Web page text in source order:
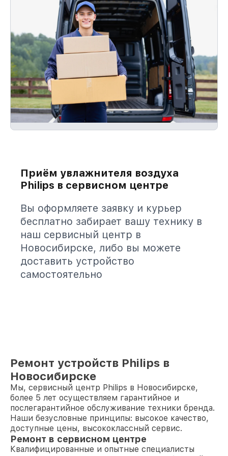
Приём увлажнителя воздуха
Philips в сервисном центре
Вы оформляете заявку и курьер
бесплатно забирает вашу технику в
наш сервисный центр в
Новосибирске, либо вы можете
доставить устройство
самостоятельно
Ремонт устройств Philips в
Новосибирске
Мы, сервисный центр Philips в Новосибирске,
более 5 лет осуществляем гарантийное и
послегарантийное обслуживание техники бренда.
Наши безусловные принципы: высокое качество,
доступные цены, высококлассный сервис.
Ремонт в сервисном центре
Квалифицированные и опытные специалисты